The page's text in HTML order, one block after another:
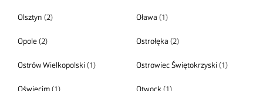
Olsztyn (2) Oława (1)
Opole (2) Ostrołęka (2)
Ostrów Wielkopolski (1) Ostrowiec Świętokrzyski(1)